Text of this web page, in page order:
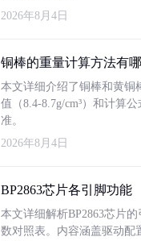
2026年8月4日
铜棒的重量计算方法有
本文详细介绍了铜棒和黄铜
值（8.4-8.7g/cm³）和计算
准。
2026年8月4日
BP2863芯片各引脚功能
本文详细解析BP2863芯片
数对照表。内容涵盖驱动配